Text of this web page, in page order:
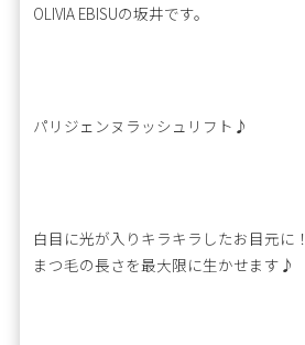
OLIVIA EBISUの坂井です。
パリジェンヌラッシュリフト♪
白目に光が入りキラキラしたお目元に！
まつ毛の長さを最大限に生かせます♪